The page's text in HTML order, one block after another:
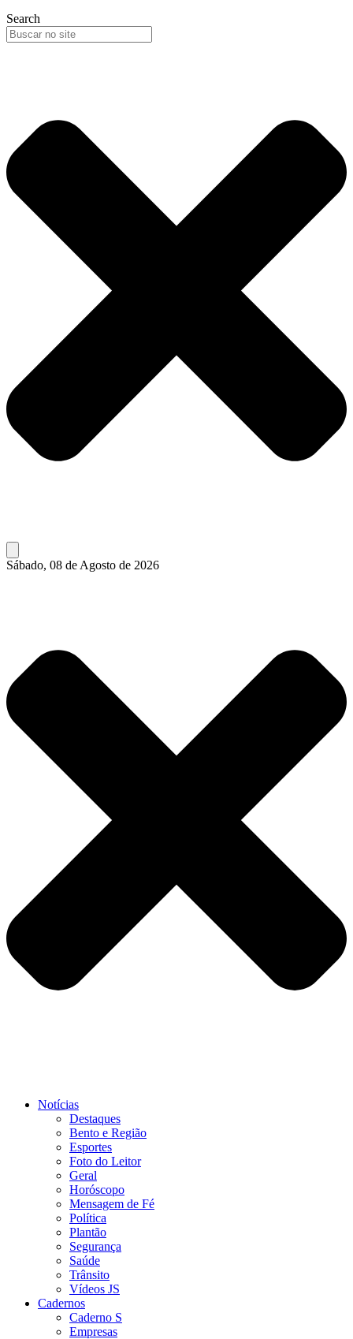
Search
Sábado, 08 de Agosto de 2026
Notícias
Destaques
Bento e Região
Esportes
Foto do Leitor
Geral
Horóscopo
Mensagem de Fé
Política
Plantão
Segurança
Saúde
Trânsito
Vídeos JS
Cadernos
Caderno S
Empresas